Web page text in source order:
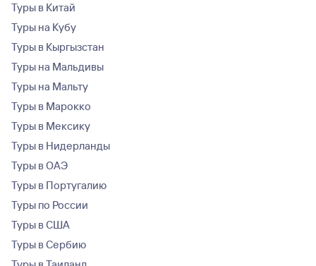
Туры в Китай
Туры на Кубу
Туры в Кыргызстан
Туры на Мальдивы
Туры на Мальту
Туры в Марокко
Туры в Мексику
Туры в Нидерланды
Туры в ОАЭ
Туры в Португалию
Туры по России
Туры в США
Туры в Сербию